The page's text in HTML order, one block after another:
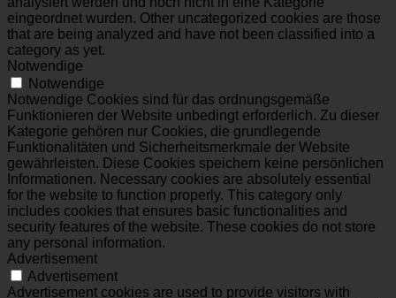
eingeordnet wurden. Other uncategorized cookies are those
that are being analyzed and have not been classified into a
category as yet.
Notwendige
Notwendige
Notwendige Cookies sind für das ordnungsgemäße
Funktionieren der Website unbedingt erforderlich. Zu dieser
Kategorie gehören nur Cookies, die grundlegende
Funktionalitäten und Sicherheitsmerkmale der Website
gewährleisten. Diese Cookies speichern keine persönlichen
Informationen. Necessary cookies are absolutely essential
for the website to function properly. This category only
includes cookies that ensures basic functionalities and
security features of the website. These cookies do not store
any personal information.
Advertisement
Advertisement
Advertisement cookies are used to provide visitors with